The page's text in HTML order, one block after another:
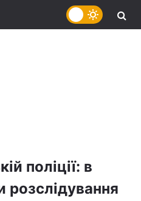
поліції: в
розслідування